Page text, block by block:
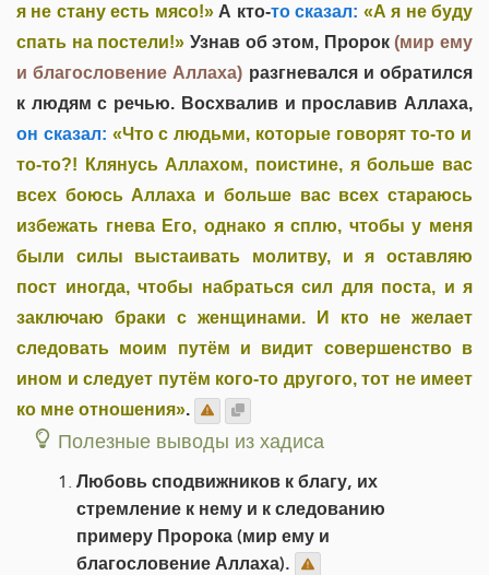
я не стану есть мясо!»А кто-то сказал: «А я не буду
спать на постели!» Узнав об этом, Пророк(мир ему
и благословение Аллаха) разгневался и обратился
к людям с речью. Восхвалив и прославив Аллаха,
он сказал: «Что с людьми, которые говорят то-то и
то-то?! Клянусь Аллахом, поистине, я больше вас
всех боюсь Аллаха и больше вас всех стараюсь
избежать гнева Его, однако я сплю, чтобы у меня
были силы выстаивать молитву, и я оставляю
пост иногда, чтобы набраться сил для поста, и я
заключаю браки с женщинами. И кто не желает
следовать моим путём и видит совершенство в
ином и следует путём кого-то другого, тот не имеет
ко мне отношения».
Полезные выводы из хадиса
Любовь сподвижников к благу, их
стремление к нему и к следованию
примеру Пророка (мир ему и
благословение Аллаха).